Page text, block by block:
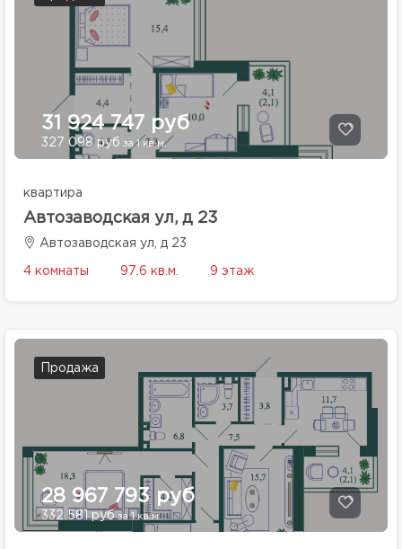
31 924 747 руб
327 098 руб за 1 кв.м.
квартира
Автозаводская ул, д 23
Автозаводская ул, д 23
4 комнаты 97.6 кв.м. 9 этаж
Продажа
28 967 793 руб
332 581 рубза 1 кв.м.